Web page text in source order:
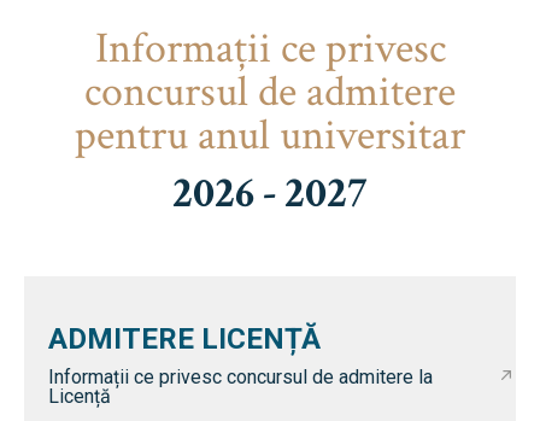
Informaţii ce privesc
concursul de admitere
pentru anul universitar
2026 - 2027
ADMITERE LICENȚĂ
Informații ce privesc concursul de admitere la
Licență